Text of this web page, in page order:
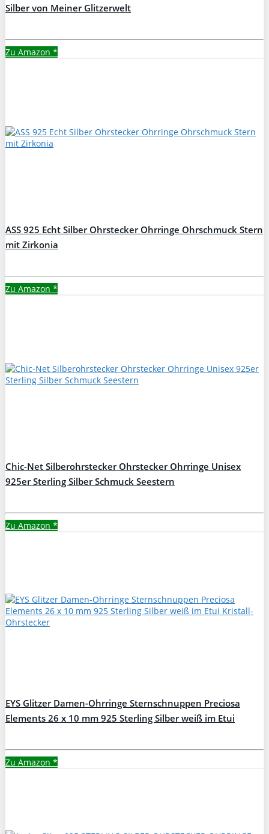
Silber von Meiner Glitzerwelt
Zu Amazon *
ASS 925 Echt Silber Ohrstecker Ohrringe Ohrschmuck Stern
mit Zirkonia
Zu Amazon *
Chic-Net Silberohrstecker Ohrstecker Ohrringe Unisex
925er Sterling Silber Schmuck Seestern
Zu Amazon *
EYS Glitzer Damen-Ohrringe Sternschnuppen Preciosa
Elements 26 x 10 mm 925 Sterling Silber weiß im Etui
Zu Amazon *